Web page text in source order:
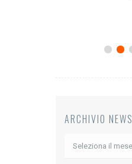
ARCHIVIO NEWS
Archivio